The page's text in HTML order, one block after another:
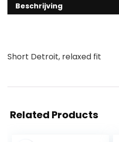
Beschrijving
Short Detroit, relaxed fit
Related Products